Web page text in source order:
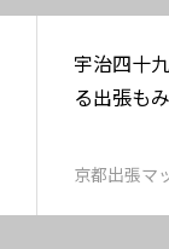
宇治四十
る出張も
京都出張マ